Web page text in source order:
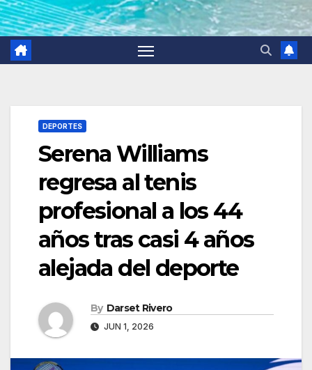
DEPORTES
Serena Williams
regresa al tenis
profesional a los 44
años tras casi 4 años
alejada del deporte
By Darset Rivero
JUN 1, 2026